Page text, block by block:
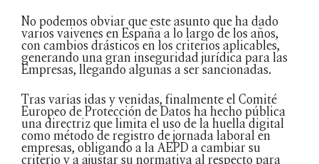
No podemos obviar que este asunto que ha dado
varios vaivenes en España a lo largo de los años,
con cambios drásticos en los criterios aplicables,
generando una gran inseguridad jurídica para las
Empresas, llegando algunas a ser sancionadas.
Tras varias idas y venidas, finalmente el Comité
Europeo de Protección de Datos ha hecho pública
una directriz que limita el uso de la huella digital
como método de registro de jornada laboral en
empresas, obligando a la AEPD a cambiar su
criterio y a ajustar su normativa al respecto para